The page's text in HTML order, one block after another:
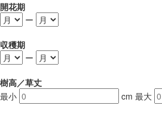
開花期
ー
収穫期
ー
樹高／草丈
最小
cm 最大